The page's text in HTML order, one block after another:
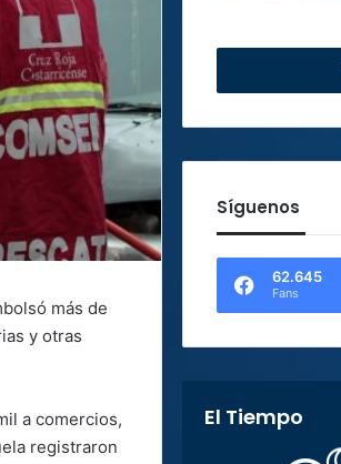
más de
y otras
a comercios,
registraron
Síguenos
62.645
Fans
El Tiempo